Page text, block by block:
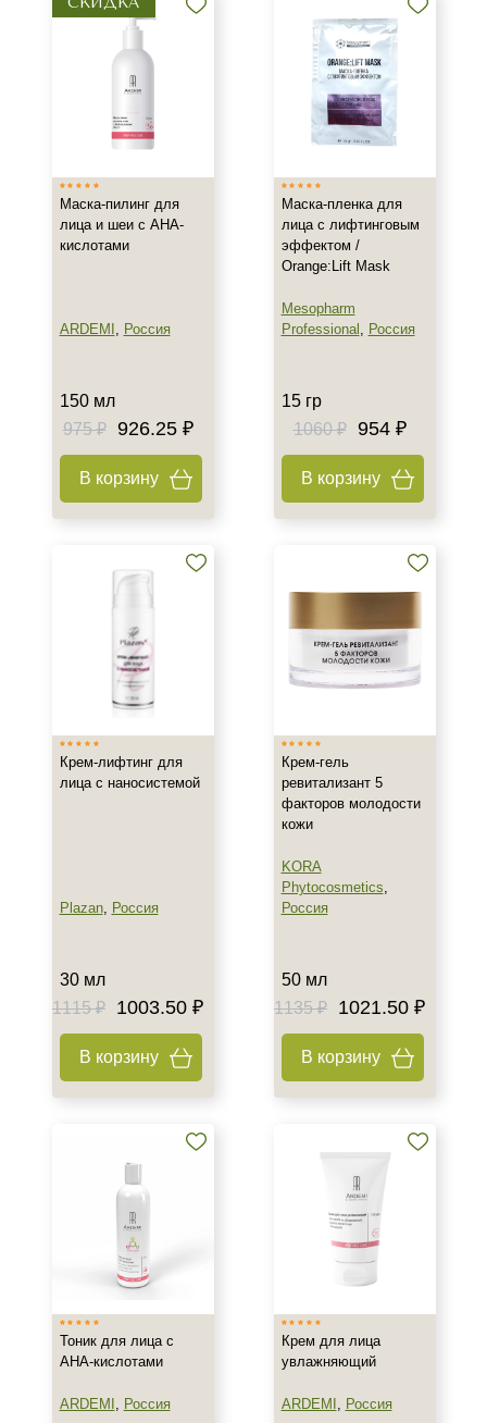
Для женщин
Уход
Форма выпуска
Флакон
Акция недели
Маска-пилинг для
лица и шеи с АНА-
кислотами
ARDEMI , Россия
150 мл
975 ₽
926.25 ₽
В корзину
Маска-пленка для
лица с лифтинговым
эффектом /
Orange:Lift Mask
Mesopharm
Professional , Россия
15 гр
1060 ₽
954 ₽
В корзину
Крем-лифтинг для
лица с наносистемой
Plazan, Россия
30 мл
1115 ₽
1003.50 ₽
В корзину
Крем-гель
ревитализант 5
факторов молодости
кожи
KORA
Phytocosmetics,
Россия
50 мл
1135 ₽
1021.50 ₽
В корзину
Тоник для лица с
АНА-кислотами
ARDEMI , Россия
Крем для лица
увлажняющий
ARDEMI , Россия